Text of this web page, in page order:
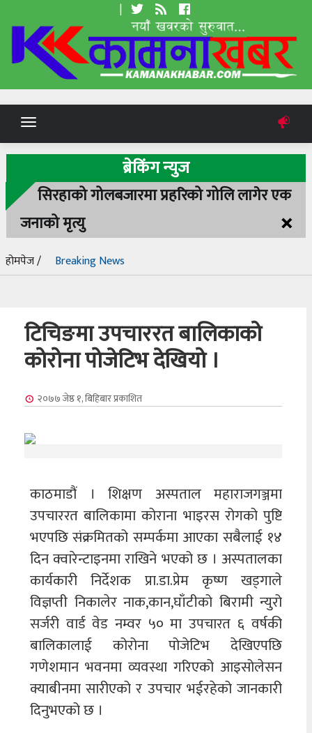
|
Toggle
navigation
ब्रेकिंग न्युज
सिरहाको गोलबजारमा प्रहरिको गोलि लागेर एक
जनाको मृत्यु
×
होमपेज / Breaking News
टिचिङमा उपचाररत बालिकाको
कोरोना पोजेटिभ देखियो ।
२०७७ जेष्ठ १, बिहिबारप्रकाशित
काठमाडौं । शिक्षण अस्पताल महाराजगञ्जमा
उपचाररत बालिकामा कोराना भाइरस रोगको पुष्टि
भएपछि संक्रमितको सम्पर्कमा आएका सबैलाई १४
दिन क्वारेन्टाइनमा राखिने भएको छ । अस्पतालका
कार्यकारी निर्देशक प्रा.डा.प्रेम कृष्ण खड्गाले
विज्ञप्ती निकालेर नाक,कान,घाँटीको बिरामी न्युरो
सर्जरी वार्ड वेड नम्वर ५० मा उपचारत ६ वर्षकी
बालिकालाई कोरोना पोजेटिभ देखिएपछि
गणेशमान भवनमा व्यवस्था गरिएको आइसोलेसन
क्याबीनमा सारीएको र उपचार भईरहेको जानकारी
दिनुभएको छ ।